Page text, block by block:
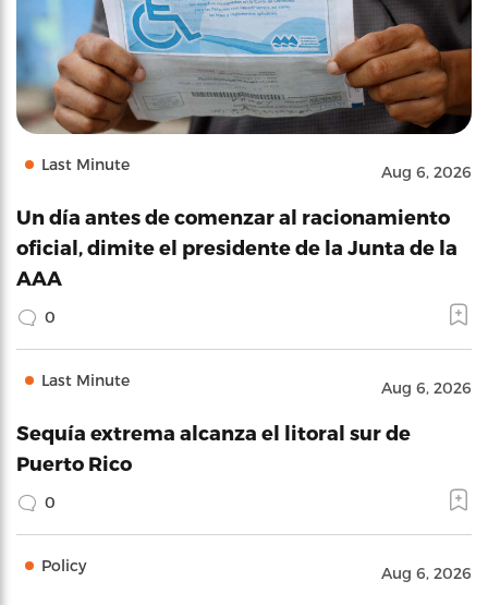
Last Minute Aug 6, 2026
Un día antes de comenzar al racionamiento
oficial, dimite el presidente de la Junta de la
AAA
0
Last Minute Aug 6, 2026
Sequía extrema alcanza el litoral sur de
Puerto Rico
0
Policy Aug 6, 2026